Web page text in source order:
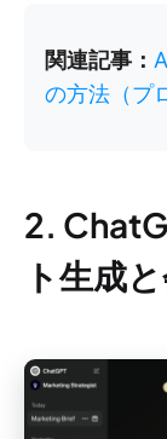
関連記事：
の方法（プ
2.
ト生成